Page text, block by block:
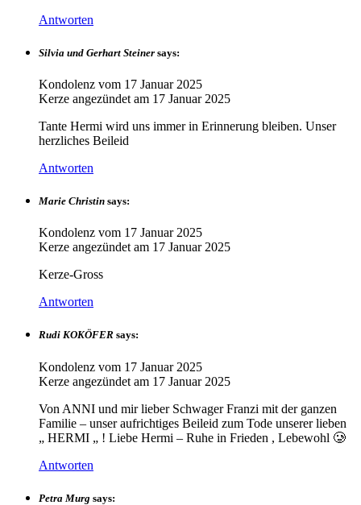
Antworten
Silvia und Gerhart Steiner says:
Kondolenz vom 17 Januar 2025
Kerze angezündet am 17 Januar 2025
Tante Hermi wird uns immer in Erinnerung bleiben. Unser
herzliches Beileid
Antworten
Marie Christin says:
Kondolenz vom 17 Januar 2025
Kerze angezündet am 17 Januar 2025
Kerze-Gross
Antworten
Rudi KOKÖFER says:
Kondolenz vom 17 Januar 2025
Kerze angezündet am 17 Januar 2025
Von ANNI und mir lieber Schwager Franzi mit der ganzen
Familie – unser aufrichtiges Beileid zum Tode unserer lieben
„ HERMI „ ! Liebe Hermi – Ruhe in Frieden , Lebewohl 🥲
Antworten
Petra Murg says: